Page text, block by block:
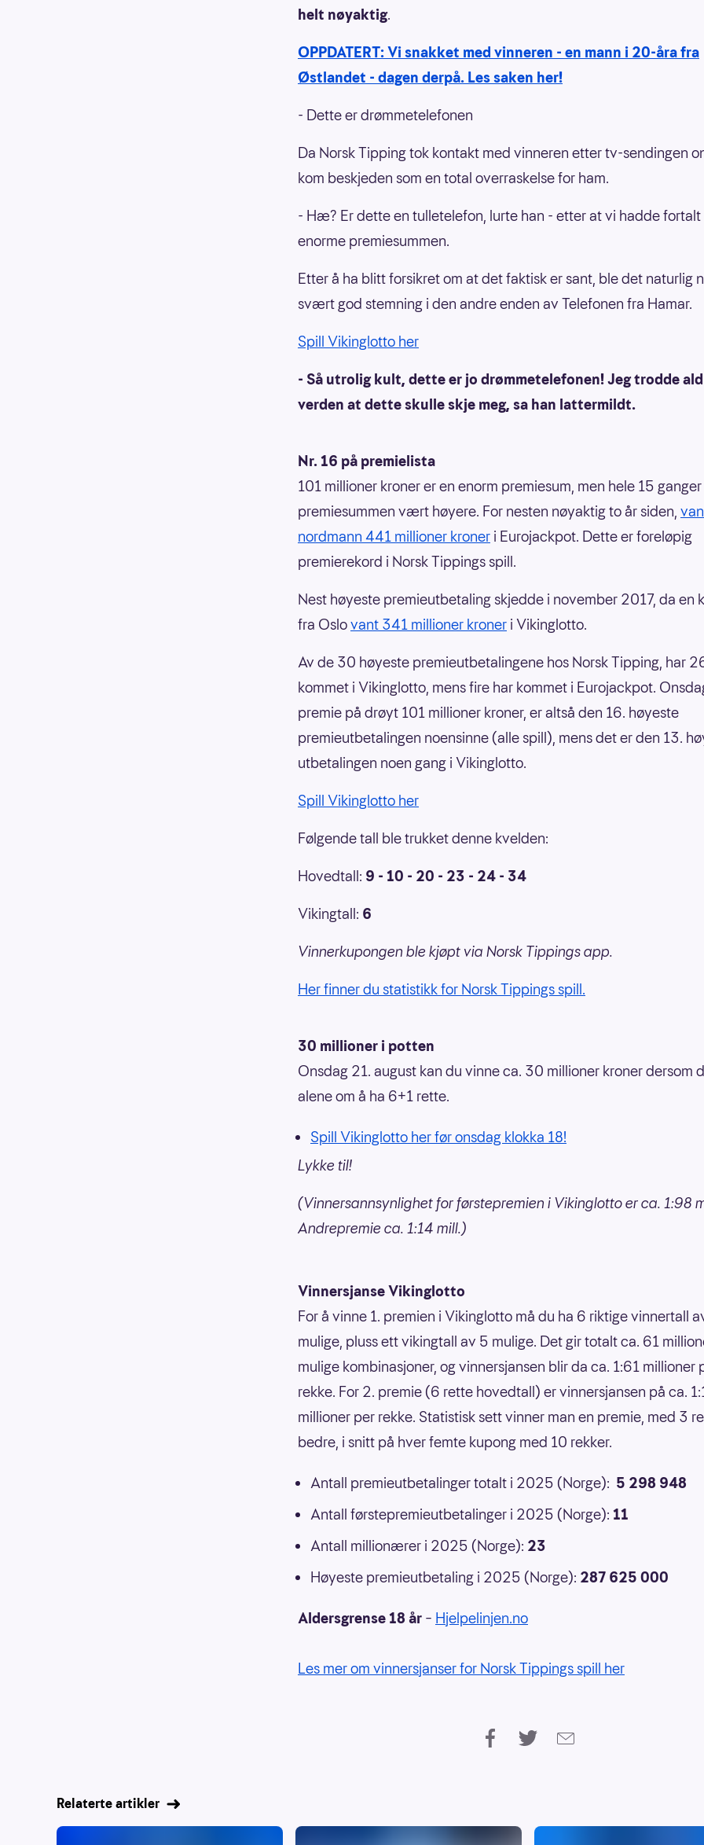
helt nøyaktig.
OPPDATERT: Vi snakket med vinneren - en mann i 20-åra fra
Østlandet - dagen derpå. Les saken her!
- Dette er drømmetelefonen
Da Norsk Tipping tok kontakt med vinneren etter tv-sendingen
kom beskjeden som en total overraskelse for ham.
- Hæ? Er dette en tulletelefon, lurte han - etter at vi hadde fortalt
enorme premiesummen.
Etter å ha blitt forsikret om at det faktisk er sant, ble det naturlig
svært god stemning i den andre enden av Telefonen fra Hamar.
Spill Vikinglotto her
- Så utrolig kult, dette er jo drømmetelefonen! Jeg trodde
verden at dette skulle skje meg, sa han lattermildt.
Nr. 16 på premielista
101 millioner kroner er en enorm premiesum, men hele 15
premiesummen vært høyere. For nesten nøyaktig to år siden,
nordmann 441 millioner kroner i Eurojackpot. Dette er foreløpig
premierekord i Norsk Tippings spill.
Nest høyeste premieutbetaling skjedde i november 2017, da en
fra Oslovant 341 millioner kroner i Vikinglotto.
Av de 30 høyeste premieutbetalingene hos Norsk Tipping, har
kommet i Vikinglotto, mens fire har kommet i Eurojackpot.
premie på drøyt 101 millioner kroner, er altså den 16. høyeste
premieutbetalingen noensinne (alle spill), mens det er den 13.
utbetalingen noen gang i Vikinglotto.
Spill Vikinglotto her
Følgende tall ble trukket denne kvelden:
Hovedtall: 9 - 10 - 20 - 23 - 24 - 34
Vikingtall: 6
Vinnerkupongen ble kjøpt via Norsk Tippings app.
Her finner du statistikk for Norsk Tippings spill.
30 millioner i potten
Onsdag 21. august kan du vinne ca. 30 millioner kroner dersom
alene om å ha 6+1 rette.
Spill Vikinglotto her før onsdag klokka 18!
Lykke til!
(Vinnersannsynlighet for førstepremien i Vikinglotto er ca. 1:98
Andrepremie ca. 1:14 mill.)
Vinnersjanse Vikinglotto
For å vinne 1. premien i Vikinglotto må du ha 6 riktige vinnertall
mulige, pluss ett vikingtall av 5 mulige. Det gir totalt ca. 61
mulige kombinasjoner, og vinnersjansen blir da ca. 1:61 millioner
rekke. For 2. premie (6 rette hovedtall) er vinnersjansen på ca.
millioner per rekke. Statistisk sett vinner man en premie, med 3
bedre, i snitt på hver femte kupong med 10 rekker.
Antall premieutbetalinger totalt i 2025 (Norge): 5 298 948
Antall førstepremieutbetalinger i 2025 (Norge): 11
Antall millionærer i 2025 (Norge): 23
Høyeste premieutbetaling i 2025 (Norge): 287 625 000
Aldersgrense 18 år – Hjelpelinjen.no
Les mer om vinnersjanser for Norsk Tippings spill her
Relaterte artikler